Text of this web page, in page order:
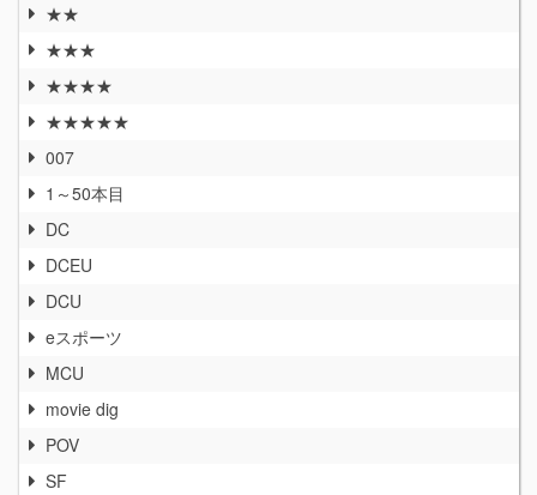
★★
★★★
★★★★
★★★★★
007
1～50本目
DC
DCEU
DCU
eスポーツ
MCU
movie dig
POV
SF